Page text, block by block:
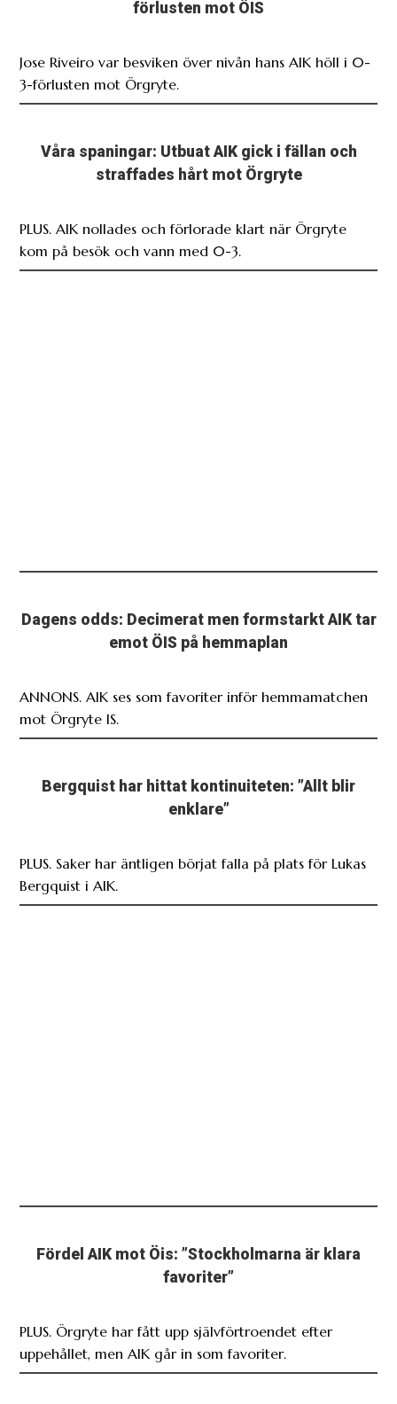
förlusten mot ÖIS
Jose Riveiro var besviken över nivån hans AIK höll i 0-
3-förlusten mot Örgryte.
Våra spaningar: Utbuat AIK gick i fällan och
straffades hårt mot Örgryte
PLUS. AIK nollades och förlorade klart när Örgryte
kom på besök och vann med 0-3.
Dagens odds: Decimerat men formstarkt AIK tar
emot ÖIS på hemmaplan
ANNONS. AIK ses som favoriter inför hemmamatchen
mot Örgryte IS.
Bergquist har hittat kontinuiteten: ”Allt blir
enklare”
PLUS. Saker har äntligen börjat falla på plats för Lukas
Bergquist i AIK.
Fördel AIK mot Öis: ”Stockholmarna är klara
favoriter”
PLUS. Örgryte har fått upp självförtroendet efter
uppehållet, men AIK går in som favoriter.